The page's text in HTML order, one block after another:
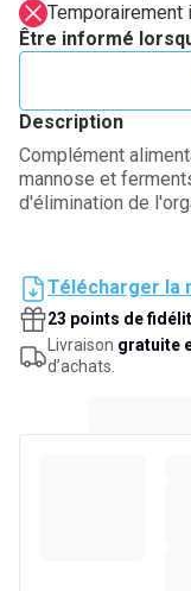
Être informé
Description
Complément
mannose et
d'élimination de
Télécharger la
23 points de
Livraison gratuite
d’achats.